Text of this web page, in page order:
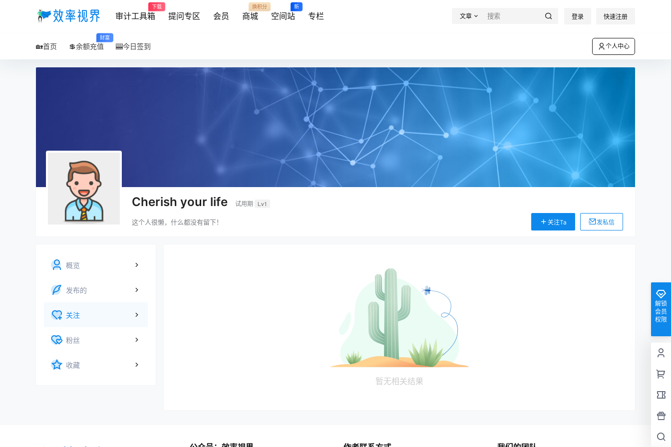
审计工具箱
下载
提问专区 会员 商城
换积分
空间站
新
专栏 文章 登录 快速注册
🏡首页 💲余额充值
财富
🎰今日签到 个人中心
Cherish your life 试用期 Lv1
这个人很懒，什么都没有留下！ 关注Ta 发私信
概览
发布的
关注
粉丝
收藏
暂无相关结果
解锁
会员
权限